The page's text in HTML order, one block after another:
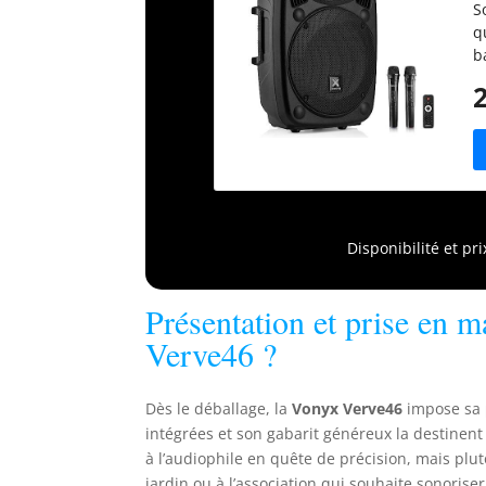
Disponibilité et
Présentation et prise en
Verve46 ?
Dès le déballage, laVonyx Verve46 impose
intégrées et son gabarit généreux la
à l’audiophile en quête de précision, mais